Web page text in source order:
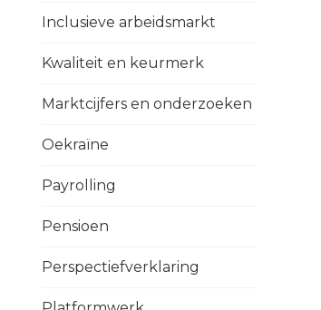
Inclusieve arbeidsmarkt
Kwaliteit en keurmerk
Marktcijfers en onderzoeken
Oekraïne
Payrolling
Pensioen
Perspectiefverklaring